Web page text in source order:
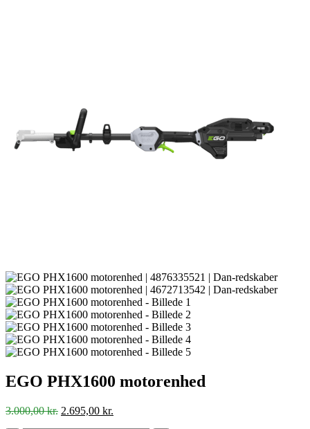
EGO PHX1600 motorenhed
3.000,00kr. Den
2.695,00 kr.